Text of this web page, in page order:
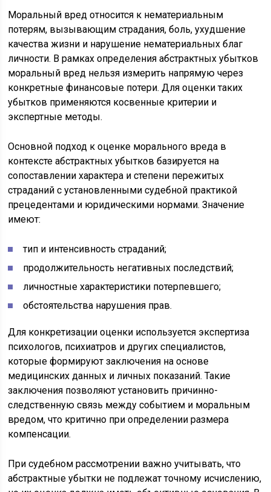
Моральный вред относится к нематериальным
потерям, вызывающим страдания, боль, ухудшение
качества жизни и нарушение нематериальных благ
личности. В рамках определения абстрактных убытков
моральный вред нельзя измерить напрямую через
конкретные финансовые потери. Для оценки таких
убытков применяются косвенные критерии и
экспертные методы.
Основной подход к оценке морального вреда в
контексте абстрактных убытков базируется на
сопоставлении характера и степени пережитых
страданий с установленными судебной практикой
прецедентами и юридическими нормами. Значение
имеют:
тип и интенсивность страданий;
продолжительность негативных последствий;
личностные характеристики потерпевшего;
обстоятельства нарушения прав.
Для конкретизации оценки используется экспертиза
психологов, психиатров и других специалистов,
которые формируют заключения на основе
медицинских данных и личных показаний. Такие
заключения позволяют установить причинно-
следственную связь между событием и моральным
вредом, что критично при определении размера
компенсации.
При судебном рассмотрении важно учитывать, что
абстрактные убытки не подлежат точному исчислению,